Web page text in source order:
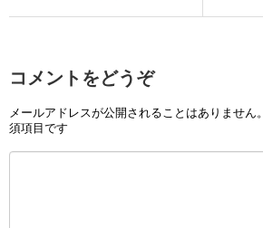
コメントをどうぞ
メールアドレスが公開されることはありません。
須項目です